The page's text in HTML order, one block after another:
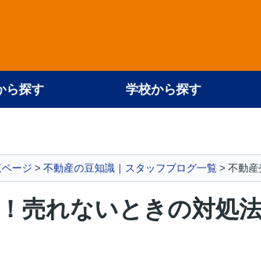
ら探す 学校から探す
ージ 不動産の豆知識｜スタッフブログ一覧 不動産
売れないときの対処